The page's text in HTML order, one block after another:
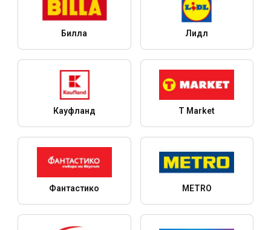
Билла Лидл
Кауфланд T Market
Фантастико METRO